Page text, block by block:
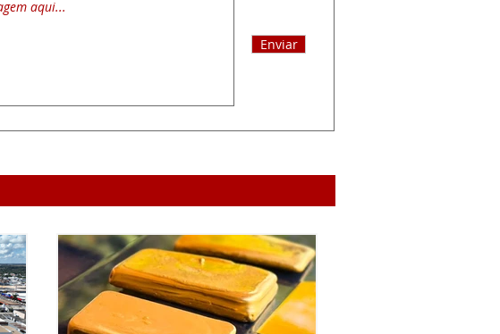
Enviar